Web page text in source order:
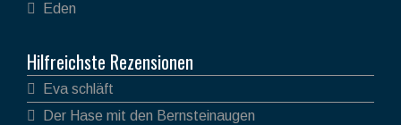
Eden
Hilfreichste Rezensionen
Eva schläft
Der Hase mit den Bernsteinaugen